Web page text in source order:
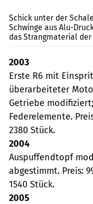
Schick unter der
Schwinge aus Alu-
das Strangmaterial der
2003
Erste R6 mit
überarbeiteter
Getriebe
Federelemente.
2380 Stück.
2004
Auspuffendtopf
abgestimmt. Preis:
1540 Stück.
2005